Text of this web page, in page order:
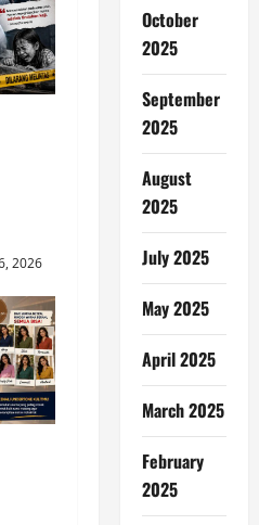
2026
October
2025
September
2025
August
2025
July 2025
May 2025
April 2025
March 2025
February
2025